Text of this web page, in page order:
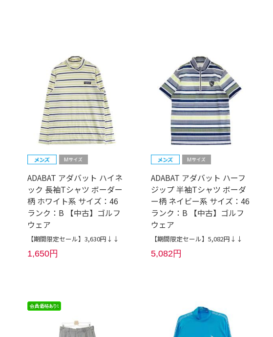
ADABAT アダバット ハイネ
ック 長袖Tシャツ ボーダー
柄 ホワイト系 サイズ：46
ランク：B 【中古】ゴルフ
ウェア
【期間限定セール】3,630円↓↓
1,650円
ADABAT アダバット ハーフ
ジップ 半袖Tシャツ ボーダ
ー柄 ネイビー系 サイズ：46
ランク：B 【中古】ゴルフ
ウェア
【期間限定セール】5,082円↓↓
5,082円